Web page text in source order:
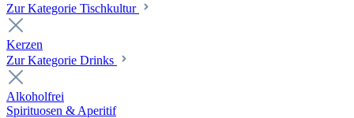
Zur Kategorie Tischkultur
Kerzen
Zur Kategorie Drinks
Alkoholfrei
Spirituosen & Aperitif